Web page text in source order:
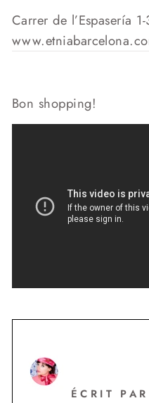
Carrer de l’Espasería
Bon shopping!
ÉCRIT PAR